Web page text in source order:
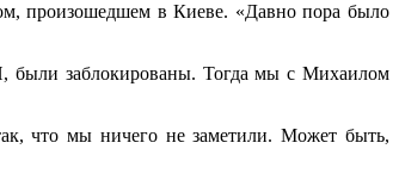
произошедшем в Киеве. «Давно пора было
были заблокированы. Тогда мы с Михаилом
что мы ничего не заметили. Может быть,